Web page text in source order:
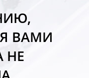
ВАМИ
НЕ